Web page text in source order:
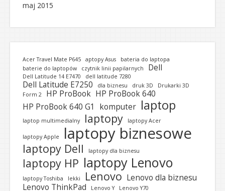
maj 2015
Acer Travel Mate P645 aptopy Asus
bateria do laptopa
baterie do laptopów
czytnik linii papilarnych Dell
Dell Latitude 14 E7470 dell latitude 7280
Dell Latitude E7250 dla biznesu druk 3D
Drukarki 3D
Form 2
HP ProBook HP ProBook 640
HP ProBook 640 G1
komputer laptop
laptop multimedialny laptopy laptopy Acer
laptopy Apple laptopy biznesowe
laptopy Dell laptopy dla biznesu
laptopy HP laptopy Lenovo
laptopy Toshiba lekki Lenovo Lenovo dla biznesu
Lenovo ThinkPad
Lenovo Y Lenovo Y70